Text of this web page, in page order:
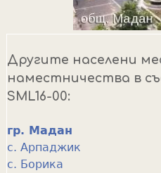
Другите населени
наместничества в
SML16-00:
гр. Мадан
с. Арпаджик
с. Борика